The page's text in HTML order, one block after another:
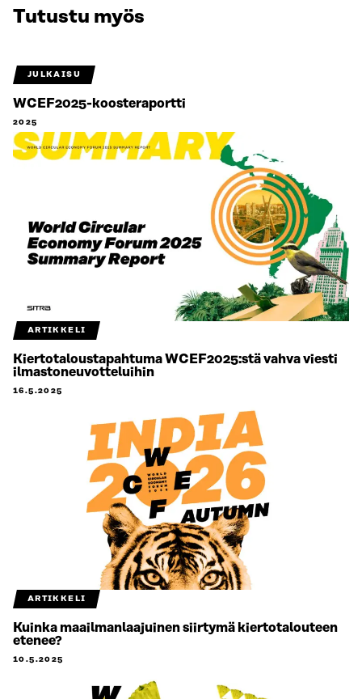
Tutustu myös
JULKAISU
WCEF2025-koosteraportti
2025
ARTIKKELI
Kiertotaloustapahtuma WCEF2025:stä vahva viesti
ilmastoneuvotteluihin
16.5.2025
ARTIKKELI
Kuinka maailmanlaajuinen siirtymä kiertotalouteen
etenee?
10.5.2025